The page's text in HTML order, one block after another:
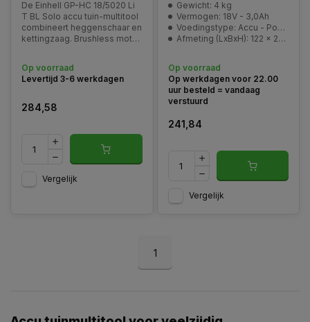
De Einhell GP-HC 18/5020 Li
T BL Solo accu tuin-multitool
combineert heggenschaar en
kettingzaag. Brushless motor,
Op voorraad
Levertijd 3-6 werkdagen
284,58
Vergelijk
Gewicht: 4 kg
Vermogen: 18V - 3,0Ah
Voedingstype: Accu - Power-X-Change
Afmeting (LxBxH): 122 x 21 x 12 cm (verpakking)
Op voorraad
Op werkdagen voor 22.00
uur besteld = vandaag
verstuurd
241,84
Vergelijk
1